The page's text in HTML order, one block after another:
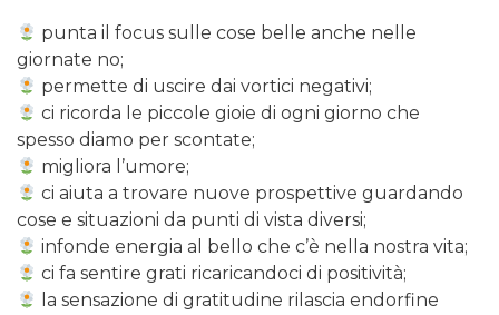
punta il focus sulle cose belle anche nelle
giornate no;
permette di uscire dai vortici negativi;
ci ricorda le piccole gioie di ogni giorno che
spesso diamo per scontate;
migliora l’umore;
ci aiuta a trovare nuove prospettive guardando
cose e situazioni da punti di vista diversi;
infonde energia al bello che c’è nella nostra vita;
ci fa sentire grati ricaricandoci di positività;
la sensazione di gratitudine rilascia endorfine